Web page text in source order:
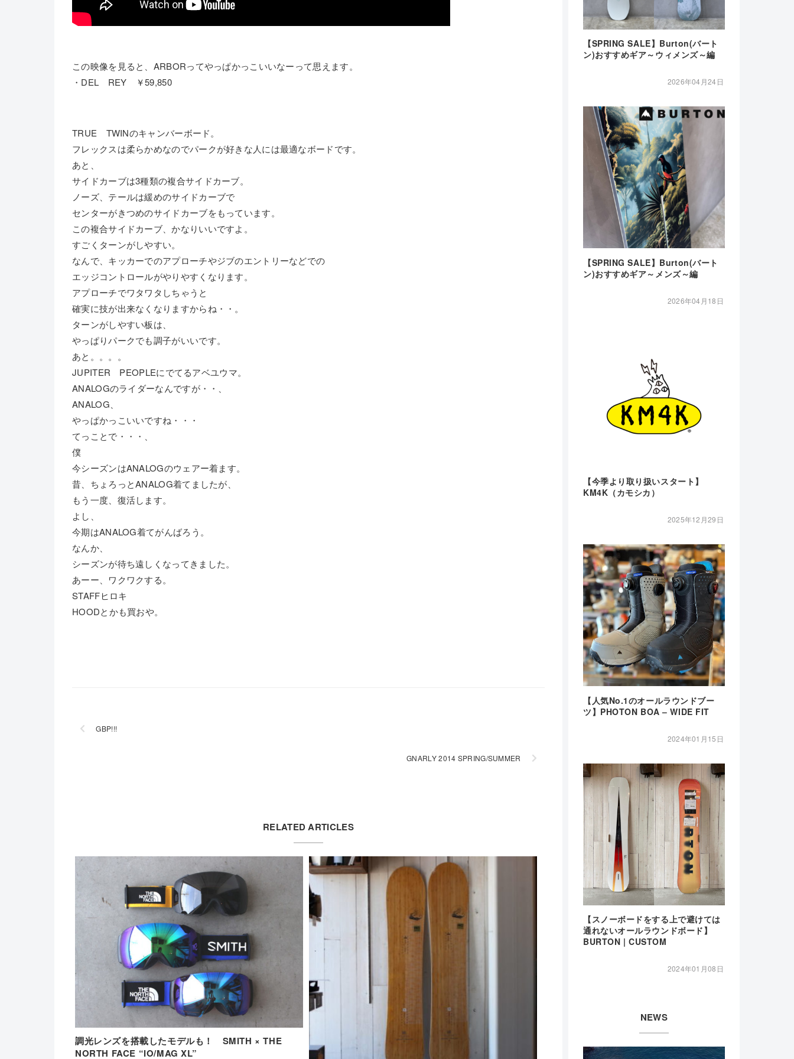
この映像を見ると、ARBORってやっぱかっこいいなーって思えます。
・DEL REY ￥59,850
TRUE TWINのキャンバーボード。
フレックスは柔らかめなのでパークが好きな人には最適なボードです。
あと、
サイドカーブは3種類の複合サイドカーブ。
ノーズ、テールは緩めのサイドカーブで
センターがきつめのサイドカーブをもっています。
この複合サイドカーブ、かなりいいですよ。
すごくターンがしやすい。
なんで、キッカーでのアプローチやジブのエントリーなどでの
エッジコントロールがやりやすくなります。
アプローチでワタワタしちゃうと
確実に技が出来なくなりますからね・・。
ターンがしやすい板は、
やっぱりパークでも調子がいいです。
あと。。。。
JUPITER PEOPLEにでてるアベユウマ。
ANALOGのライダーなんですが・・、
ANALOG、
やっぱかっこいいですね・・・
てっことで・・・、
僕
今シーズンはANALOGのウェアー着ます。
昔、ちょろっとANALOG着てましたが、
もう一度、復活します。
よし、
今期はANALOG着てがんばろう。
なんか、
シーズンが待ち遠しくなってきました。
あーー、ワクワクする。
STAFFヒロキ
HOODとかも買おや。
GBP!!!
GNARLY 2014 SPRING/SUMMER
RELATED ARTICLES
調光レンズを搭載したモデルも！ SMITH × THE
NORTH FACE “IO/MAG XL”
【SPRING SALE】Burton(バート
ン)おすすめギア～ウィメンズ～編
2026年04月24日
【SPRING SALE】Burton(バート
ン)おすすめギア～メンズ～編
2026年04月18日
【今季より取り扱いスタート】
KM4K（カモシカ）
2025年12月29日
【人気No.1のオールラウンドブー
ツ】PHOTON BOA – WIDE FIT
2024年01月15日
【スノーボードをする上で避けては
通れないオールラウンドボード】
BURTON | CUSTOM
2024年01月08日
NEWS